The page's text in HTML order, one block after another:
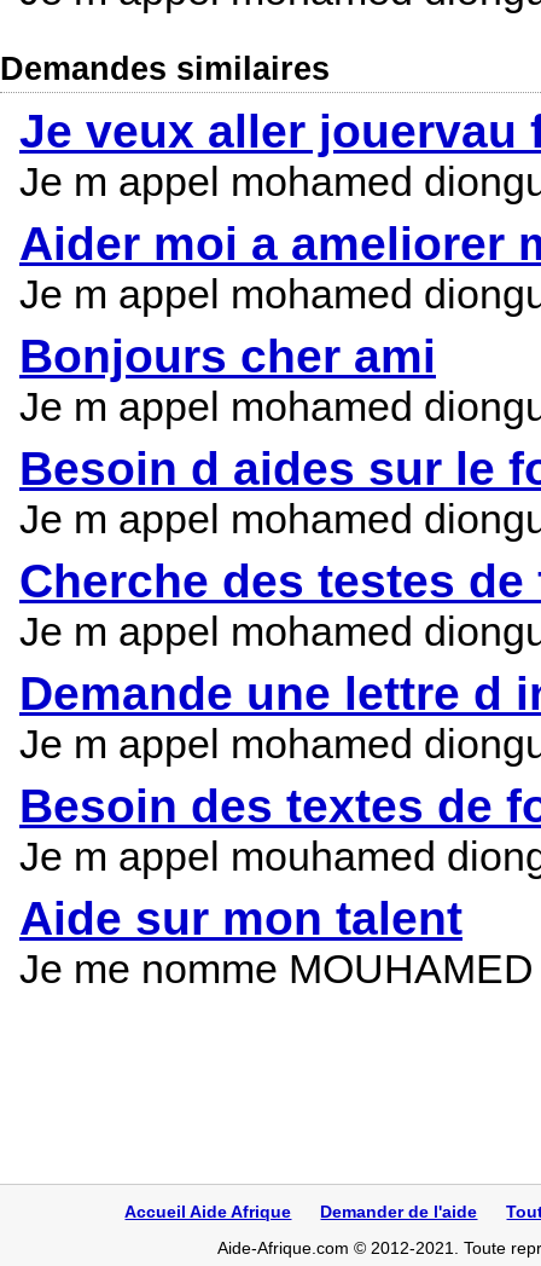
Demandes similaires
Je veux aller jouervau
Je m appel mohamed
Aider moi a ameliorer
Je m appel mohamed
Bonjours cher ami
Je m appel mohamed
Besoin d aides sur le
Je m appel mohamed
Cherche des testes
Je m appel mohamed
Demande une lettre d
Je m appel mohamed
Besoin des textes de
Je m appel mouhamed
Aide sur mon talent
Je me nomme
Accueil Aide Afrique Demander de l'aide
Aide-Afrique.com © 2012-2021. Toute